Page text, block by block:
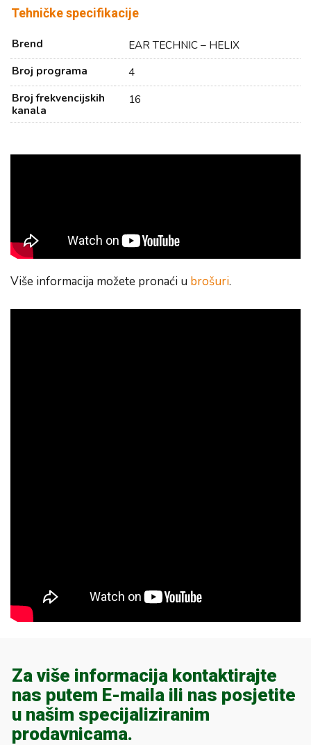
Tehničke specifikacije
Brend
EAR TECHNIC – HELIX
Broj programa
4
Broj frekvencijskih
kanala
16
Više informacija možete pronaći u brošuri.
Za više informacija kontaktirajte
nas putem E-maila ili nas posjetite
u našim specijaliziranim
prodavnicama.